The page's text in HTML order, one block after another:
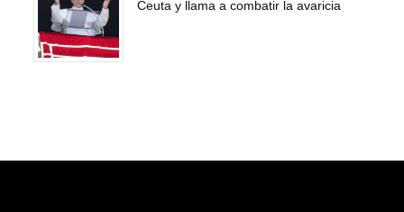
Ceuta y llama a combatir la avaricia